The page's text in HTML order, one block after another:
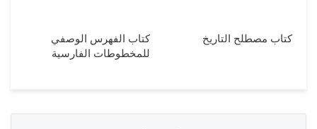
كتاب مصطلح التاريخ
كتاب الفهرس الوصفي
للمخطوطات الفارسية